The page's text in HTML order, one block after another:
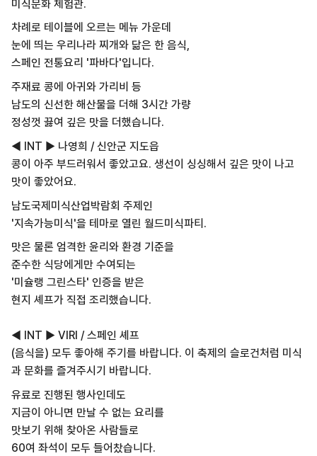
미식문화 체험관.
차례로 테이블에 오르는 메뉴 가운데
눈에 띄는 우리나라 찌개와 닮은 한 음식,
스페인 전통요리 '파바다'입니다.
주재료 콩에 아귀와 가리비 등
남도의 신선한 해산물을 더해 3시간 가량
정성껏 끓여 깊은 맛을 더했습니다.
◀ INT ▶ 나영희 / 신안군 지도읍
콩이 아주 부드러워서 좋았고요. 생선이 싱싱해서 깊은 맛이 나고
맛이 좋았어요.
남도국제미식산업박람회 주제인
'지속가능미식'을 테마로 열린 월드미식파티.
맛은 물론 엄격한 윤리와 환경 기준을
준수한 식당에게만 수여되는
'미슐랭 그린스타' 인증을 받은
현지 셰프가 직접 조리했습니다.
◀ INT ▶ VIRI / 스페인 셰프
(음식을) 모두 좋아해 주기를 바랍니다. 이 축제의 슬로건처럼 미식
과 문화를 즐겨주시기 바랍니다.
유료로 진행된 행사인데도
지금이 아니면 만날 수 없는 요리를
맛보기 위해 찾아온 사람들로
60여 좌석이 모두 들어찼습니다.